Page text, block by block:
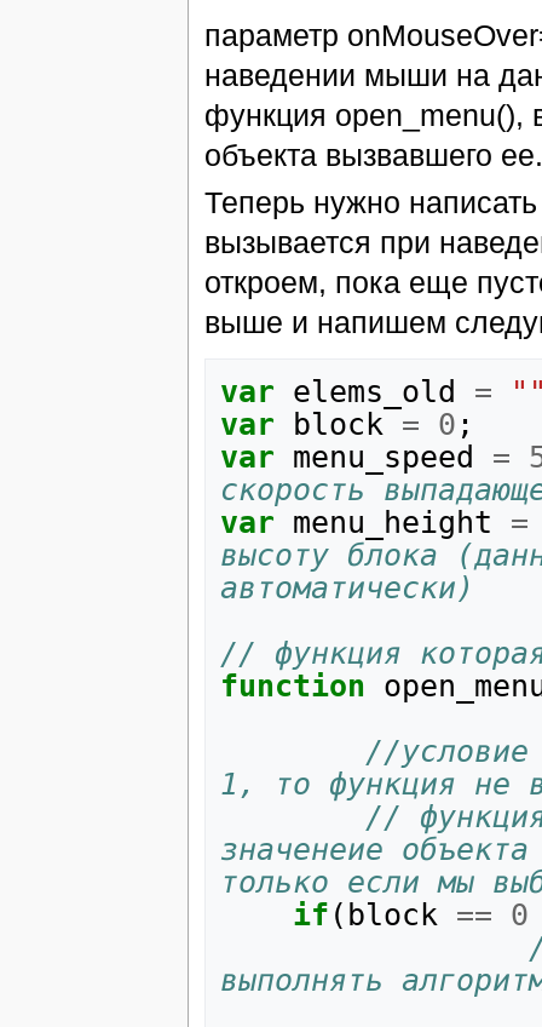
параметр
наведении мыши на
функция open_menu(),
объекта вызвавшего ее.
Теперь нужно
вызывается при
откроем, пока еще
выше и напишем
var elems_old =
var
block = 0 ;
var menu_speed =
скорость
var menu_height
=
высоту блока
автоматически)
// функция
function
//условие
1, то функция не
//
значенеие
только если мы
if ( block == 0
выполнять